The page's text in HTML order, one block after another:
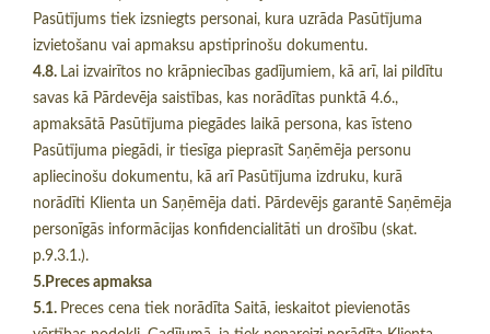
Pasūtījums tiek izsniegts personai, kura uzrāda Pasūtījuma
izvietošanu vai apmaksu apstiprinošu dokumentu.
4.8. Lai izvairītos no krāpniecības gadījumiem, kā arī, lai pildītu
savas kā Pārdevēja saistības, kas norādītas punktā 4.6.,
apmaksātā Pasūtījuma piegādes laikā persona, kas īsteno
Pasūtījuma piegādi, ir tiesīga pieprasīt Saņēmēja personu
apliecinošu dokumentu, kā arī Pasūtījuma izdruku, kurā
norādīti Klienta un Saņēmēja dati. Pārdevējs garantē Saņēmēja
personīgās informācijas konfidencialitāti un drošību (skat.
p.9.3.1.).
5.Preces apmaksa
5.1. Preces cena tiek norādīta Saitā, ieskaitot pievienotās